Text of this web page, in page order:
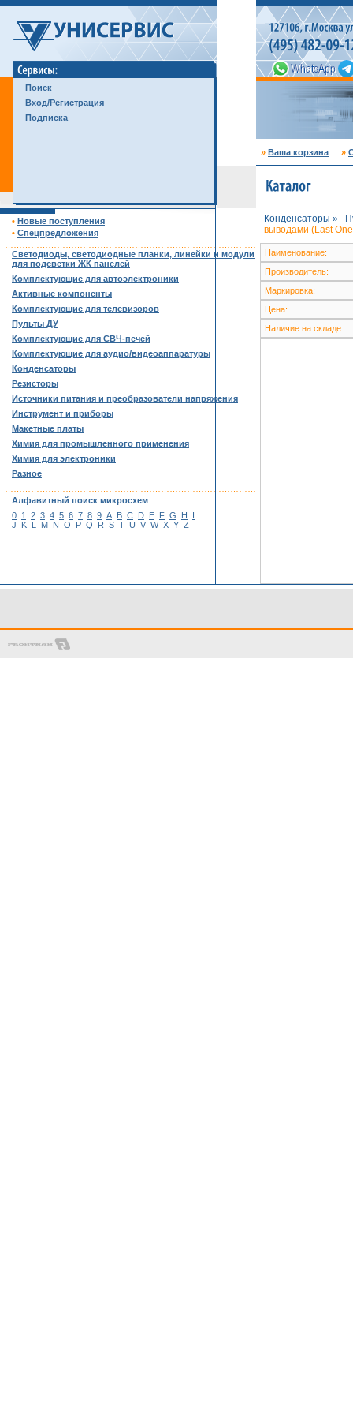
Поиск
Вход/Регистрация
Подписка
» Ваша корзина »
• Новые поступления
• Спецпредложения
Светодиоды, светодиодные планки, линейки и модули
для подсветки ЖК панелей
Комплектующие для автоэлектроники
Активные компоненты
Комплектующие для телевизоров
Пульты ДУ
Комплектующие для СВЧ-печей
Комплектующие для аудио/видеоаппаратуры
Конденсаторы
Резисторы
Источники питания и преобразователи напряжения
Инструмент и приборы
Макетные платы
Химия для промышленного применения
Химия для электроники
Разное
Алфавитный поиск микросхем
0 1 2 3 4 5 6 7 8 9 A B C D E F G H
I
J
K L M N O P Q R S T U V W X Y Z
Конденсаторы »
выводами (Last
Наименование:
Производитель:
Маркировка:
Цена:
Наличие на складе: